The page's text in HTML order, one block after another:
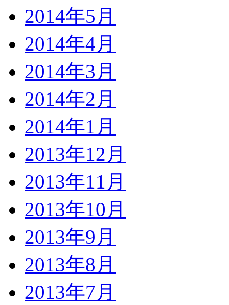
2014年5月
2014年4月
2014年3月
2014年2月
2014年1月
2013年12月
2013年11月
2013年10月
2013年9月
2013年8月
2013年7月